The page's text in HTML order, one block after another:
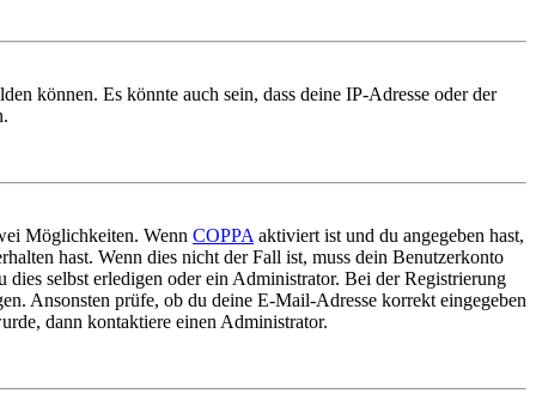
können. Es könnte auch sein, dass deine IP-Adresse oder der
Möglichkeiten. Wenn COPPA aktiviert ist und du angegeben hast,
hast. Wenn dies nicht der Fall ist, muss dein Benutzerkonto
selbst erledigen oder ein Administrator. Bei der Registrierung
Ansonsten prüfe, ob du deine E-Mail-Adresse korrekt eingegeben
dann kontaktiere einen Administrator.